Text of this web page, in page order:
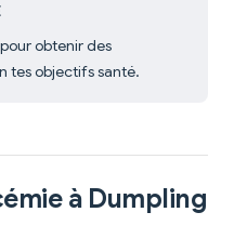
pour obtenir des
tes objectifs santé.
à Dumpling